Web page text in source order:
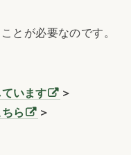
とが必要なのです。
います
＞
ら ＞